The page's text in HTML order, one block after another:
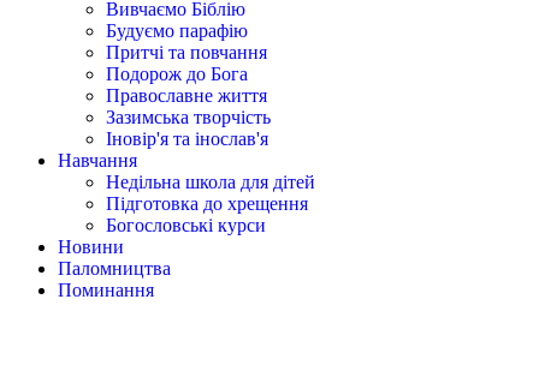
Вивчаємо Біблію
Будуємо парафію
Притчі та повчання
Подорож до Бога
Православне життя
Зазимська творчість
Іновір'я та інослав'я
Навчання
Недільна школа для дітей
Підготовка до хрещення
Богословські курси
Новини
Паломництва
Поминання